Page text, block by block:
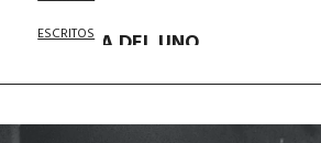
LA VIDA DEL UNO
ESCRITOS
TRANSITAR
"CON ESTO QUE TENGO VOY A